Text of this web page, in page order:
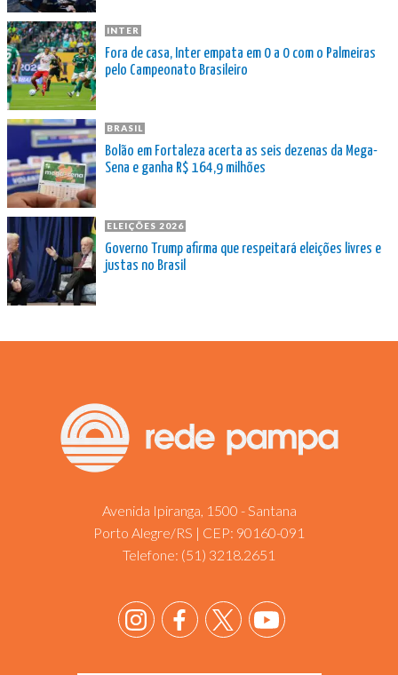
INTER
Fora de casa, Inter empata em 0 a 0 com o Palmeiras
pelo Campeonato Brasileiro
BRASIL
Bolão em Fortaleza acerta as seis dezenas da Mega-
Sena e ganha R$ 164,9 milhões
ELEIÇÕES 2026
Governo Trump afirma que respeitará eleições livres e
justas no Brasil
Avenida Ipiranga, 1500 - Santana
Porto Alegre/RS | CEP: 90160-091
Telefone: (51) 3218.2651